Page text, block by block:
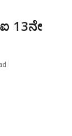
13ನೇ